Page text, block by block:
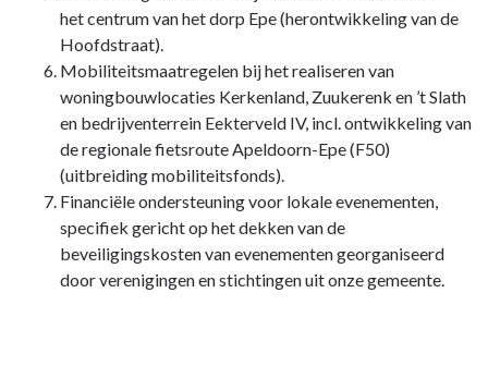
het centrum van het dorp Epe (herontwikkeling van de
Hoofdstraat).
Mobiliteitsmaatregelen bij het realiseren van
woningbouwlocaties Kerkenland, Zuukerenk en ’t Slath
en bedrijventerrein Eekterveld IV, incl. ontwikkeling van
de regionale fietsroute Apeldoorn-Epe (F50)
(uitbreiding mobiliteitsfonds).
Financiële ondersteuning voor lokale evenementen,
specifiek gericht op het dekken van de
beveiligingskosten van evenementen georganiseerd
door verenigingen en stichtingen uit onze gemeente.